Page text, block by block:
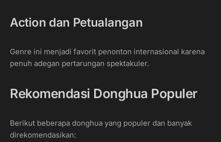
Action dan Petualangan
Genre ini menjadi favorit penonton internasional karena
penuh adegan pertarungan spektakuler.
Rekomendasi Donghua Populer
Berikut beberapa donghua yang populer dan banyak
direkomendasikan: